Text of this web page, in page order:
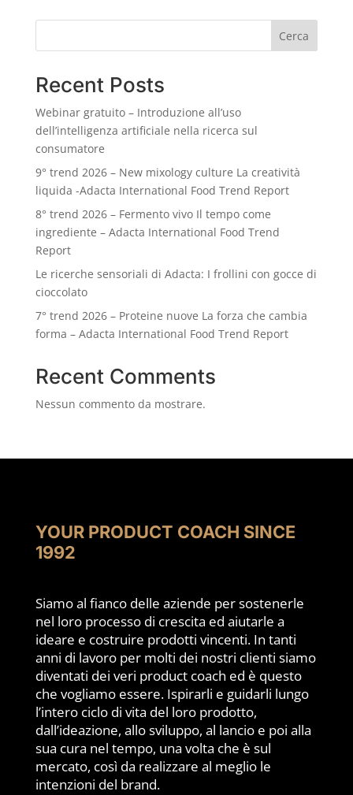
Cerca
Recent Posts
Webinar gratuito – Introduzione all’uso
dell’intelligenza artificiale nella ricerca sul
consumatore
9° trend 2026 – New mixology culture La creatività
liquida -Adacta International Food Trend Report
8° trend 2026 – Fermento vivo Il tempo come
ingrediente – Adacta International Food Trend
Report
Le ricerche sensoriali di Adacta: I frollini con gocce di
cioccolato
7° trend 2026 – Proteine nuove La forza che cambia
forma – Adacta International Food Trend Report
Recent Comments
Nessun commento da mostrare.
YOUR PRODUCT COACH SINCE
1992
Siamo al fianco delle aziende per sostenerle
nel loro processo di crescita ed aiutarle a
ideare e costruire prodotti vincenti. In tanti
anni di lavoro per molti dei nostri clienti siamo
diventati dei veri product coach ed è questo
che vogliamo essere. Ispirarli e guidarli lungo
l’intero ciclo di vita del loro prodotto,
dall’ideazione, allo sviluppo, al lancio e poi alla
sua cura nel tempo, una volta che è sul
mercato, così da realizzare al meglio le
intenzioni del brand.